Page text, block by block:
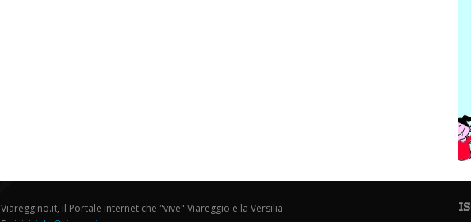
Viareggino.it, il Portale internet che "vive" Viareggio e la Versilia